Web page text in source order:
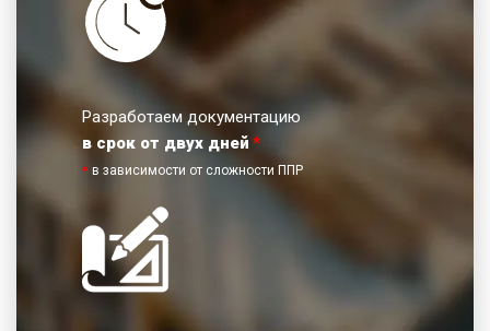
Разработаем документацию
в срок от двух дней *
* в зависимости от сложности ППР